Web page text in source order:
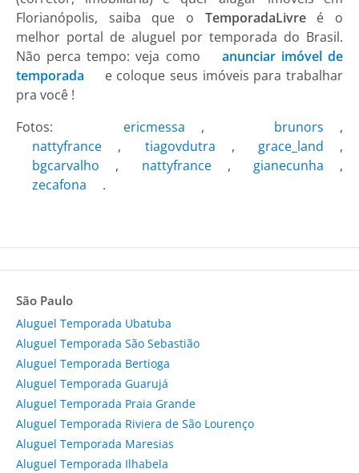
Florianópolis, saiba que o TemporadaLivreé o
melhor portal de aluguel por temporada do Brasil.
Não perca tempo: veja como
anunciar imóvel de
temporada
e coloque seus imóveis para trabalhar
pra você !
Fotos:
ericmessa , brunors
,
nattyfrance
, tiagovdutra , grace_land
,
bgcarvalho
, nattyfrance , gianecunha
,
zecafona
.
São Paulo
Aluguel Temporada Ubatuba
Aluguel Temporada São Sebastião
Aluguel Temporada Bertioga
Aluguel Temporada Guarujá
Aluguel Temporada Praia Grande
Aluguel Temporada Riviera de São Lourenço
Aluguel Temporada Maresias
Aluguel Temporada Ilhabela